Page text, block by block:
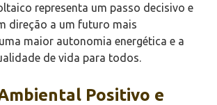
representa um passo decisivo e
direção a um futuro mais
maior autonomia energética e a
de vida para todos.
Positivo e